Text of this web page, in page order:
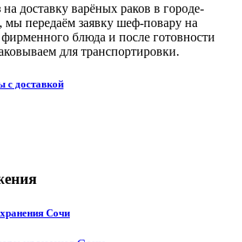
на доставку варёных раков в городе-
мы передаём заявку шеф-повару на
фирменного блюда и после готовности
для транспортировки.
с доставкой
Сочи